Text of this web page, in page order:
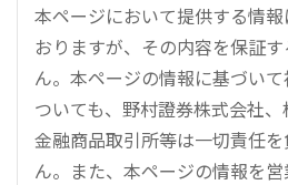
本ページにおいて提供する情
おりますが、その内容を保証
ん。本ページの情報に基づい
ついても、野村證券株式会社
金融商品取引所等は一切責任
ん。また、本ページの情報を